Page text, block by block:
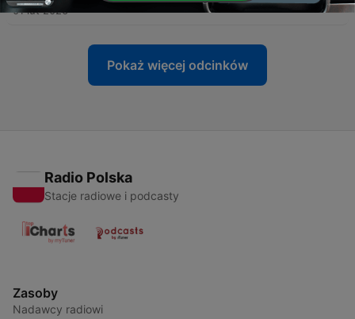
01 lut 2026
Pokaż więcej odcinków
Radio Polska
Stacje radiowe i podcasty
Zasoby
Nadawcy radiowi